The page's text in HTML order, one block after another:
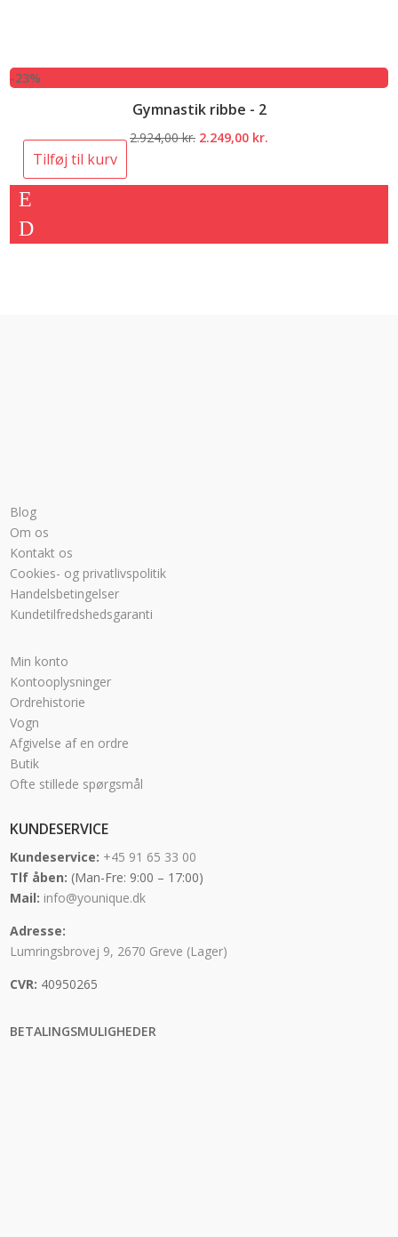
-23%
Gymnastik ribbe - 2
2.924,00kr. Den
2.249,00 kr.
Tilføj til kurv
Blog
Om os
Kontakt os
Cookies- og privatlivspolitik
Handelsbetingelser
Kundetilfredshedsgaranti
Min konto
Kontooplysninger
Ordrehistorie
Vogn
Afgivelse af en ordre
Butik
Ofte stillede spørgsmål
KUNDESERVICE
Kundeservice: +45 91 65 33 00
Tlf åben: (Man-Fre: 9:00 – 17:00)
Mail: info@younique.dk
Adresse:
Lumringsbrovej 9, 2670 Greve (Lager)
CVR: 40950265
BETALINGSMULIGHEDER